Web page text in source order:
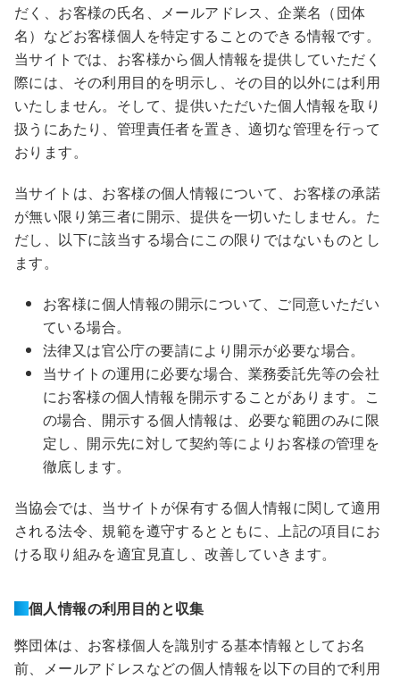
だく、お客様の氏名、メールアドレス、企業名（団体
名）などお客様個人を特定することのできる情報です。
当サイトでは、お客様から個人情報を提供していただく
際には、その利用目的を明示し、その目的以外には利用
いたしません。そして、提供いただいた個人情報を取り
扱うにあたり、管理責任者を置き、適切な管理を行って
おります。
当サイトは、お客様の個人情報について、お客様の承諾
が無い限り第三者に開示、提供を一切いたしません。た
だし、以下に該当する場合にこの限りではないものとし
ます。
お客様に個人情報の開示について、ご同意いただい
ている場合。
法律又は官公庁の要請により開示が必要な場合。
当サイトの運用に必要な場合、業務委託先等の会社
にお客様の個人情報を開示することがあります。こ
の場合、開示する個人情報は、必要な範囲のみに限
定し、開示先に対して契約等によりお客様の管理を
徹底します。
当協会では、当サイトが保有する個人情報に関して適用
される法令、規範を遵守するとともに、上記の項目にお
ける取り組みを適宜見直し、改善していきます。
個人情報の利用目的と収集
弊団体は、お客様個人を識別する基本情報としてお名
前、メールアドレスなどの個人情報を以下の目的で利用